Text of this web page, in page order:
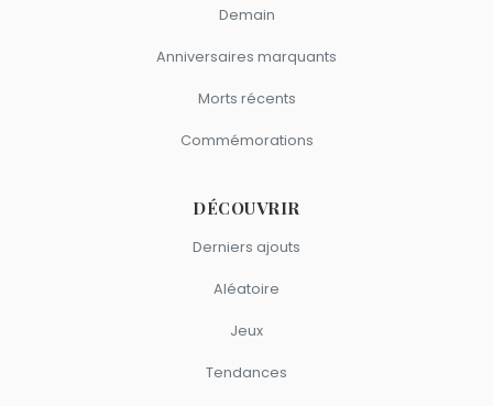
Demain
Anniversaires marquants
Morts récents
Commémorations
DÉCOUVRIR
Derniers ajouts
Aléatoire
Jeux
Tendances